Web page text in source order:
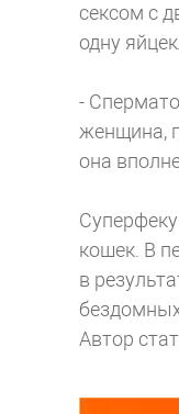
сексом с
одну
-
женщина,
она
кошек. В
в
Автор